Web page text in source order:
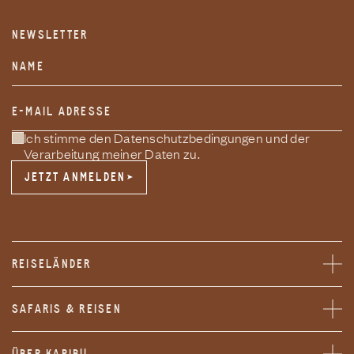
NEWSLETTER
NAME
E-MAIL ADRESSE
Ich stimme den Datenschutzbedingungen und der
Verarbeitung meiner Daten zu.
JETZT ANMELDEN
JETZT ANMELDEN
REISELÄNDER
SAFARIS & REISEN